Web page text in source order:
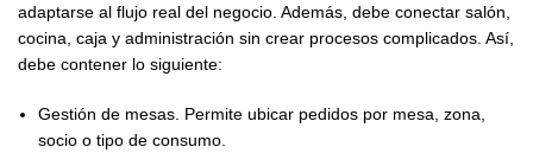
adaptarse al flujo real del negocio. Además, debe conectar salón,
cocina, caja y administración sin crear procesos complicados. Así,
debe contener lo siguiente:
Gestión de mesas. Permite ubicar pedidos por mesa, zona,
socio o tipo de consumo.